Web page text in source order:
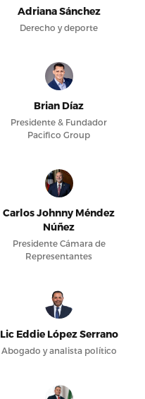
Adriana Sánchez
Derecho y deporte
Brian Díaz
Presidente & Fundador
Pacifico Group
Carlos Johnny Méndez
Núñez
Presidente Cámara de
Representantes
Lic Eddie López Serrano
Abogado y analista político